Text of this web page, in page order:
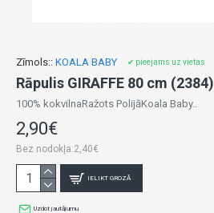
Zīmols:: KOALA BABY ✔ pieejams uz vietas
Rāpulis GIRAFFE 80 cm (2384)
100% kokvilnaRažots PolijāKoala Baby..
2,90€
Bez nodokļa:2,40€
IELIKT GROZĀ
Uzdot jautājumu